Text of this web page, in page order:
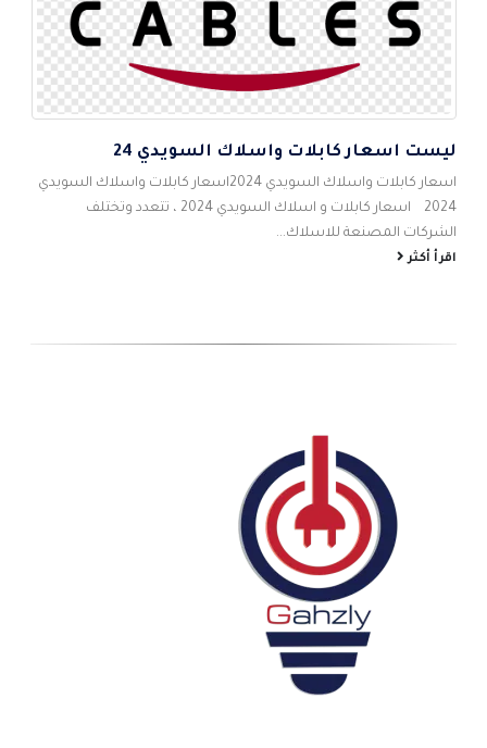
ليست اسعار كابلات واسلاك السويدي 24
اسعار كابلات واسلاك السويدي 2024اسعار كابلات واسلاك السويدي
2024 اسعار كابلات و اسلاك السويدي 2024 ، تتعدد وتختلف
الشركات المصنعة للاسلاك...
اقرأ أكثر